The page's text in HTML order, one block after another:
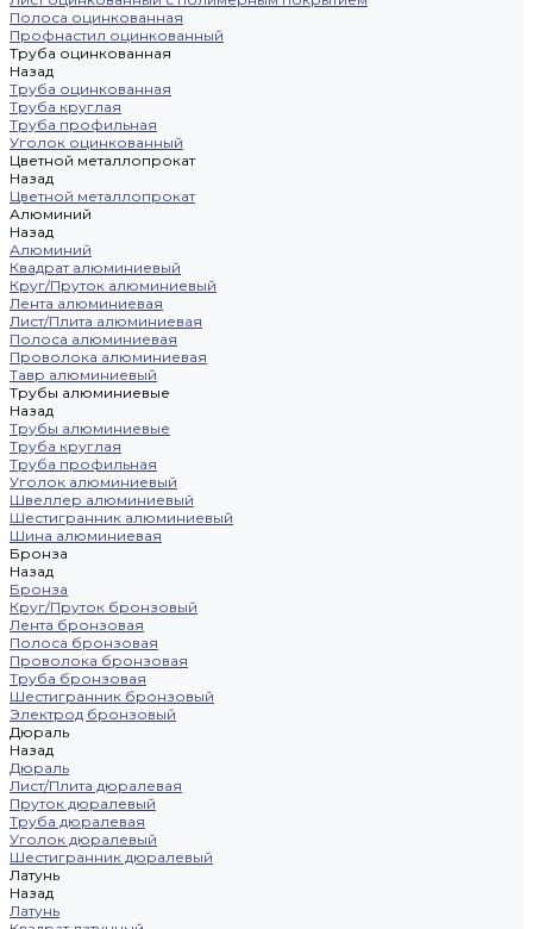
Полоса оцинкованная
Профнастил оцинкованный
Труба оцинкованная
Назад
Труба оцинкованная
Труба круглая
Труба профильная
Уголок оцинкованный
Цветной металлопрокат
Назад
Цветной металлопрокат
Алюминий
Назад
Алюминий
Квадрат алюминиевый
Круг/Пруток алюминиевый
Лента алюминиевая
Лист/Плита алюминиевая
Полоса алюминиевая
Проволока алюминиевая
Тавр алюминиевый
Трубы алюминиевые
Назад
Трубы алюминиевые
Труба круглая
Труба профильная
Уголок алюминиевый
Швеллер алюминиевый
Шестигранник алюминиевый
Шина алюминиевая
Бронза
Назад
Бронза
Круг/Пруток бронзовый
Лента бронзовая
Полоса бронзовая
Проволока бронзовая
Труба бронзовая
Шестигранник бронзовый
Электрод бронзовый
Дюраль
Назад
Дюраль
Лист/Плита дюралевая
Пруток дюралевый
Труба дюралевая
Уголок дюралевый
Шестигранник дюралевый
Латунь
Назад
Латунь